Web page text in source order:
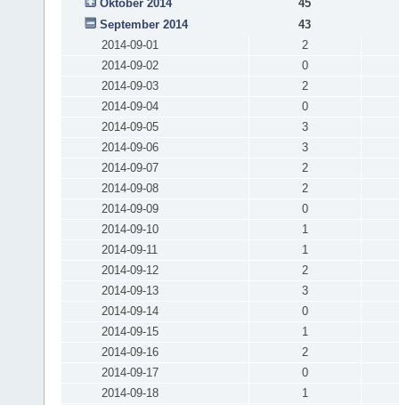
Oktober 2014
45
September 2014
43
2014-09-01
2
2014-09-02
0
2014-09-03
2
2014-09-04
0
2014-09-05
3
2014-09-06
3
2014-09-07
2
2014-09-08
2
2014-09-09
0
2014-09-10
1
2014-09-11
1
2014-09-12
2
2014-09-13
3
2014-09-14
0
2014-09-15
1
2014-09-16
2
2014-09-17
0
2014-09-18
1